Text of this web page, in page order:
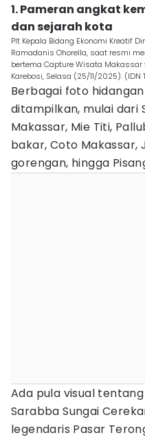
1. Pameran angkat
dan sejarah kota
Plt Kepala Bidang Ekonomi Kreatif
Ramadanis Ohorella, saat resmi
bertema Capture Wisata
Karebosi, Selasa (25/11/2025).
Berbagai foto
ditampilkan, mulai dari
Makassar, Mie Titi,
bakar, Coto Makassar,
gorengan, hingga
Ada pula visual
Sarabba Sungai
legendaris Pasar